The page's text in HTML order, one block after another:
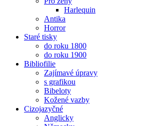
Harlequin
Antika
Horror
Staré tisky
do roku 1800
do roku 1900
Bibliofilie
Zajímavé úpravy
s grafikou
Bibeloty
Kožené vazby
Cizojazyčné
Anglicky